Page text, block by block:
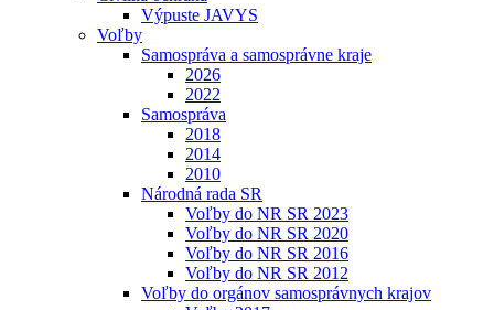
Výpuste JAVYS
Voľby
Samospráva a samosprávne kraje
2026
2022
Samospráva
2018
2014
2010
Národná rada SR
Voľby do NR SR 2023
Voľby do NR SR 2020
Voľby do NR SR 2016
Voľby do NR SR 2012
Voľby do orgánov samosprávnych krajov